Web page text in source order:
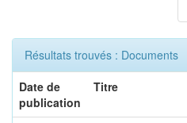
Résultats trouvés : Documents
Date de
publication
Titre